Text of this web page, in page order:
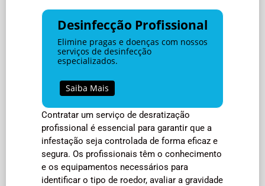
Desinfecção Profissional
Elimine pragas e doenças com nossos
serviços de desinfecção
especializados.
Saiba Mais
Contratar um serviço de desratização
profissional é essencial para garantir que a
infestação seja controlada de forma eficaz e
segura. Os profissionais têm o conhecimento
e os equipamentos necessários para
identificar o tipo de roedor, avaliar a gravidade